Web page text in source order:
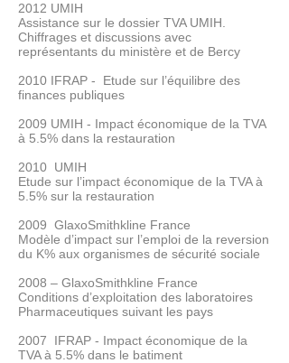
2012 UMIH
Assistance sur le dossier TVA UMIH.
Chiffrages et discussions avec
représentants du ministère et de Bercy
2010 IFRAP - Etude sur l’équilibre des
finances publiques
2009 UMIH - Impact économique de la TVA
à 5.5% dans la restauration
2010 UMIH
Etude sur l’impact économique de la TVA à
5.5% sur la restauration
2009 GlaxoSmithkline France
Modèle d’impact sur l’emploi de la reversion
du K% aux organismes de sécurité sociale
2008 – GlaxoSmithkline France
Conditions d’exploitation des laboratoires
Pharmaceutiques suivant les pays
2007 IFRAP - Impact économique de la
TVA à 5.5% dans le batiment